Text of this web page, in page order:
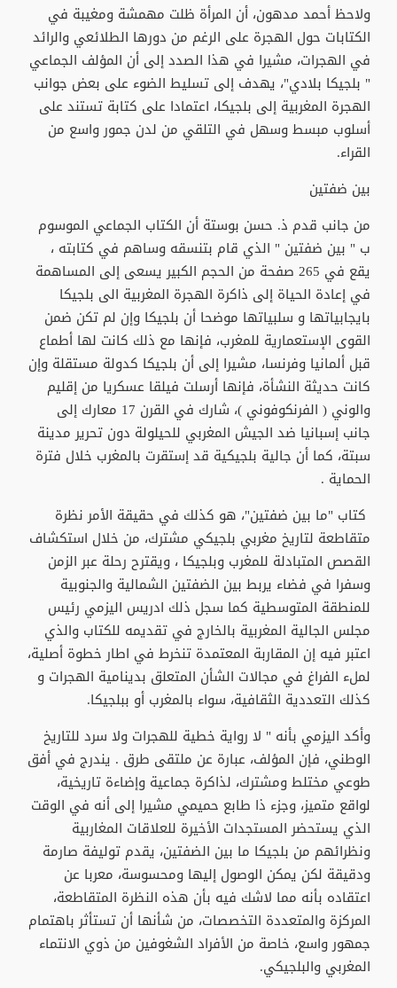
ولاحظ أحمد مدهون، أن المرأة ظلت مهمشة ومغيبة في
الكتابات حول الهجرة على الرغم من دورها الطلائعي والرائد
في الهجرات، مشيرا في هذا الصدد إلى أن المؤلف الجماعي
" بلجيكا بلادي"، يهدف إلى تسليط الضوء على بعض جوانب
الهجرة المغربية إلى بلجيكا، اعتمادا على كتابة تستند على
أسلوب مبسط وسهل في التلقي من لدن جمور واسع من
القراء.
بين ضفتين
من جانب قدم ذ. حسن بوستة أن الكتاب الجماعي الموسوم
ب " بين ضفتين " الذي قام بتنسقه وساهم في كتابته ،
يقع في 265 صفحة من الحجم الكبير يسعى إلى المساهمة
في إعادة الحياة إلى ذاكرة الهجرة المغربية الى بلجيكا
بايجابياتها و سلبياتها موضحا أن بلجيكا وإن لم تكن ضمن
القوى الإستعمارية للمغرب، فإنها مع ذلك كانت لها أطماع
قبل ألمانيا وفرنسا، مشيرا إلى أن بلجيكا كدولة مستقلة وإن
كانت حديثة النشأة، فإنها أرسلت فيلقا عسكريا من إقليم
والوني ( الفرنكوفوني )، شارك في القرن 17 معارك إلى
جانب إسبانيا ضد الجيش المغربي للحيلولة دون تحرير مدينة
سبتة، كما أن جالية بلجيكية قد إستقرت بالمغرب خلال فترة
الحماية .
كتاب "ما بين ضفتين"، هو كذلك في حقيقة الأمر نظرة
متقاطعة لتاريخ مغربي بلجيكي مشترك، من خلال استكشاف
القصص المتبادلة للمغرب وبلجيكا ، ويقترح رحلة عبر الزمن
وسفرا في فضاء يربط بين الضفتين الشمالية والجنوبية
للمنطقة المتوسطية كما سجل ذلك ادريس اليزمي رئيس
مجلس الجالية المغربية بالخارج في تقديمه للكتاب والذي
اعتبر فيه إن المقاربة المعتمدة تنخرط في اطار خطوة أصلية،
لملء الفراغ في مجالات الشأن المتعلق بدينامية الهجرات و
كذلك التعددية الثقافية، سواء بالمغرب أو ببلجيكا.
وأكد اليزمي بأنه " لا رواية خطية للهجرات ولا سرد للتاريخ
الوطني، فإن المؤلف، عبارة عن ملتقى طرق . يندرج في أفق
طوعي مختلط ومشترك، لذاكرة جماعية وإضاءة تاريخية،
لواقع متميز، وجزء ذا طابع حميمي مشيرا إلى أنه في الوقت
الذي يستحضر المستجدات الأخيرة للعلاقات المغاربية
ونظرائهم من بلجيكا ما بين الضفتين، يقدم توليفة صارمة
ودقيقة لكن يمكن الوصول إليها ومحسوسة، معربا عن
اعتقاده بأنه مما لاشك فيه بأن هذه النظرة المتقاطعة،
المركزة والمتعددة التخصصات، من شأنها أن تستأثر باهتمام
جمهور واسع، خاصة من الأفراد الشغوفين من ذوي الانتماء
المغربي والبلجيكي.